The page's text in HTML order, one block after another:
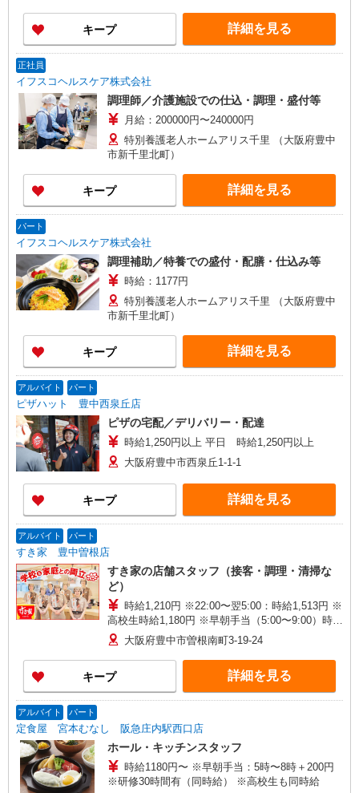
キープ 詳細を見る
正社員
イフスコヘルスケア株式会社
調理師／介護施設での仕込・調理・盛付等
月給：200000円〜240000円
特別養護老人ホームアリス千里 （大阪府豊中
市新千里北町）
キープ 詳細を見る
パート
イフスコヘルスケア株式会社
調理補助／特養での盛付・配膳・仕込み等
時給：1177円
特別養護老人ホームアリス千里 （大阪府豊中
市新千里北町）
キープ 詳細を見る
アルバイト パート
ピザハット 豊中西泉丘店
ピザの宅配／デリバリー・配達
時給1,250円以上 平日 時給1,250円以上
大阪府豊中市西泉丘1-1-1
キープ 詳細を見る
アルバイト パート
すき家 豊中曽根店
すき家の店舗スタッフ（接客・調理・清掃な
ど）
時給1,210円 ※22:00〜翌5:00：時給1,513円 ※
高校生時給1,180円 ※早朝手当（5:00〜9:00）時給
＋150円大阪府豊中市曽根南町3-19-24
キープ 詳細を見る
アルバイト パート
定食屋 宮本むなし 阪急庄内駅西口店
ホール・キッチンスタッフ
時給1180円〜 ※早朝手当：5時〜8時＋200円
※研修30時間有（同時給） ※高校生も同時給